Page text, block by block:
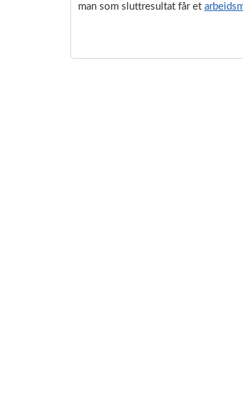
man som sluttresultat får et